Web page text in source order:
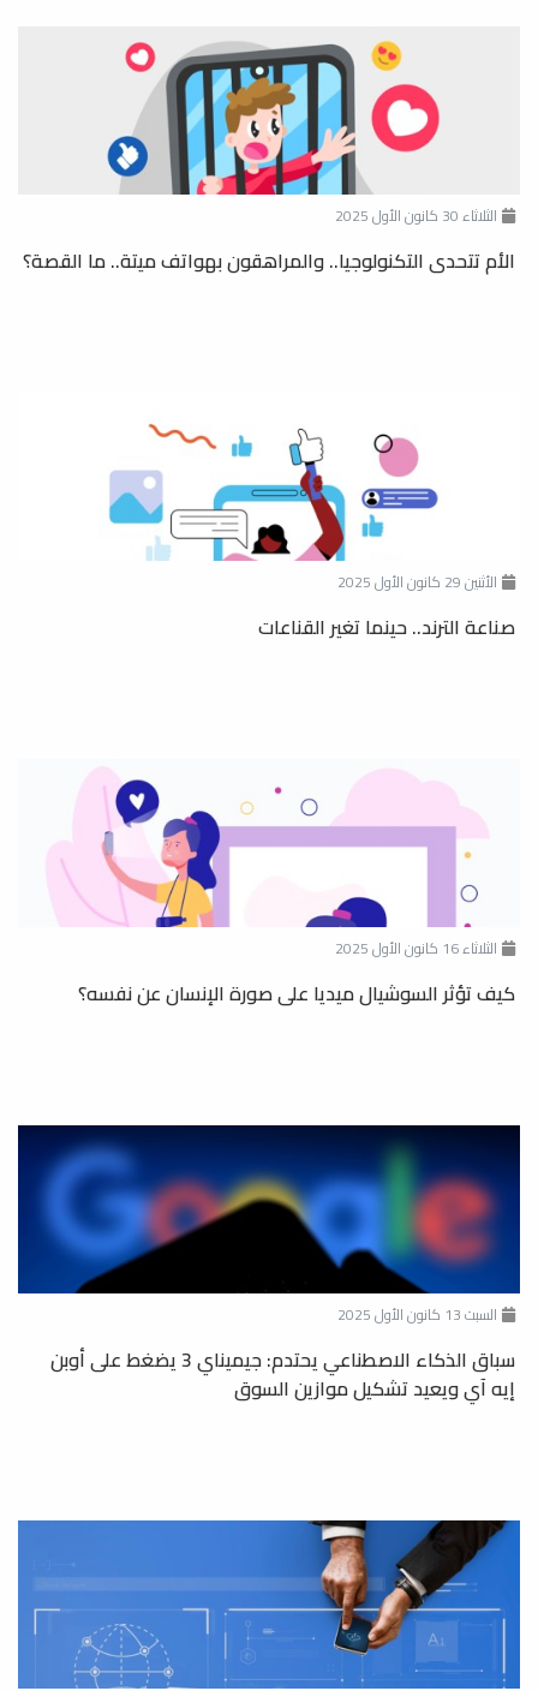
الثلاثاء 30 كانون الأول 2025
الأم تتحدى التكنولوجيا.. والمراهقون بهواتف ميتة.. ما القصة؟
الأثنين 29 كانون الأول 2025
صناعة الترند.. حينما تغير القناعات
الثلاثاء 16 كانون الأول 2025
كيف تؤثر السوشيال ميديا على صورة الإنسان عن نفسه؟
السبت 13 كانون الأول 2025
سباق الذكاء الاصطناعي يحتدم: جيميناي 3 يضغط على أوبن
إيه آي ويعيد تشكيل موازين السوق